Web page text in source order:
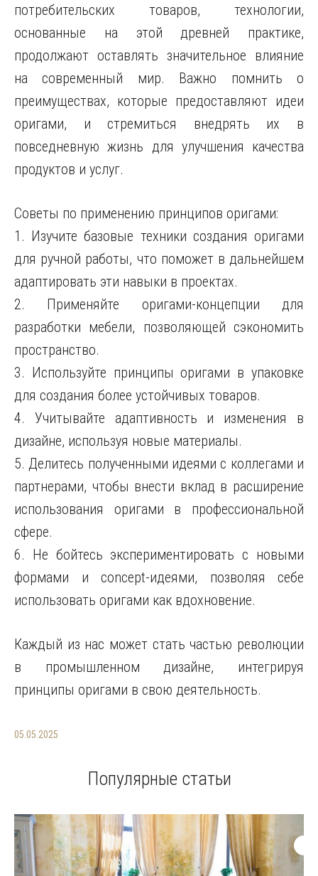
потребительских товаров, технологии,
основанные на этой древней практике,
продолжают оставлять значительное влияние
на современный мир. Важно помнить о
преимуществах, которые предоставляют идеи
оригами, и стремиться внедрять их в
повседневную жизнь для улучшения качества
продуктов и услуг.
Советы по применению принципов оригами:
1. Изучите базовые техники создания оригами
для ручной работы, что поможет в дальнейшем
адаптировать эти навыки в проектах.
2. Применяйте оригами-концепции для
разработки мебели, позволяющей сэкономить
пространство.
3. Используйте принципы оригами в упаковке
для создания более устойчивых товаров.
4. Учитывайте адаптивность и изменения в
дизайне, используя новые материалы.
5. Делитесь полученными идеями с коллегами и
партнерами, чтобы внести вклад в расширение
использования оригами в профессиональной
сфере.
6. Не бойтесь экспериментировать с новыми
формами и concept-идеями, позволяя себе
использовать оригами как вдохновение.
Каждый из нас может стать частью революции
в промышленном дизайне, интегрируя
принципы оригами в свою деятельность.
05.05.2025
Популярные статьи